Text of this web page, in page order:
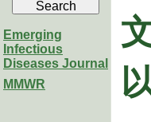
Emerging
Infectious
Diseases Journal
MMWR